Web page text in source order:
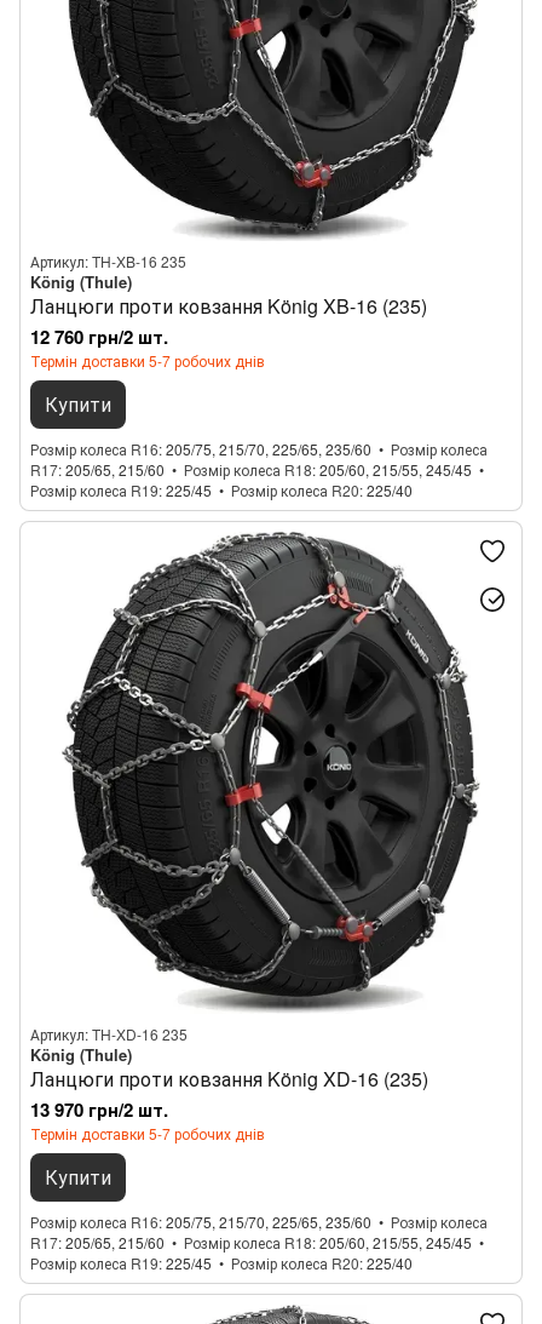
Артикул: TH-XB-16 235
König (Thule)
Ланцюги проти ковзання König XB-16 (235)
12 760 грн/2 шт.
Термін доставки 5-7 робочих днів
Купити
Розмір колеса R16 205/75, 215/70, 225/65, 235/60
Розмір колеса
R17 205/65, 215/60 Розмір колеса R18 205/60, 215/55, 245/45
Розмір колеса R19 225/45 Розмір колеса R20 225/40
Артикул: TH-XD-16 235
König (Thule)
Ланцюги проти ковзання König XD-16 (235)
13 970 грн/2 шт.
Термін доставки 5-7 робочих днів
Купити
Розмір колеса R16 205/75, 215/70, 225/65, 235/60
Розмір колеса
R17 205/65, 215/60 Розмір колеса R18 205/60, 215/55, 245/45
Розмір колеса R19 225/45 Розмір колеса R20 225/40